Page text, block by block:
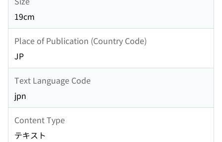
19cm
Place of Publication (Country Code)
JP
Text Language Code
jpn
Content Type
テキスト